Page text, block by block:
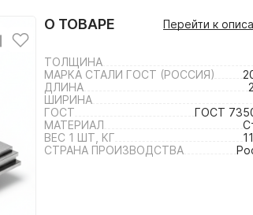
О ТОВАРЕ Перейти к
ТОЛЩИНА
МАРКА СТАЛИ ГОСТ (РОССИЯ)
ДЛИНА
ШИРИНА
ГОСТ
ГОСТ
МАТЕРИАЛ
ВЕС 1 ШТ, КГ
СТРАНА ПРОИЗВОДСТВА